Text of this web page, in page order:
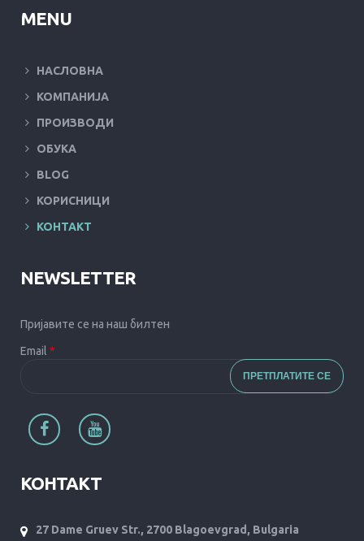
MENU
НАСЛОВНА
КОМПАНИЈА
ПРОИЗВОДИ
ОБУКА
BLOG
КОРИСНИЦИ
КОНТАКТ
NEWSLETTER
Пријавите се на наш билтен
Email *
КОНТАКТ
27 Dame Gruev Str., 2700 Blagoevgrad, Bulgaria